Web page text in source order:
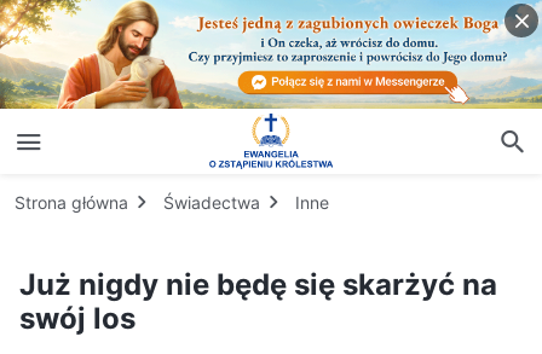
Strona główna Świadectwa Inne
Już nigdy nie będę się skarżyć na
swój los